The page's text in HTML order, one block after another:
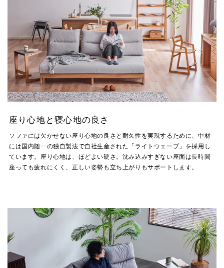
座り心地と寝心地の良さ
ソファには欠かせない座り心地の良さと耐久性を実現するために、中材
には国内随一の独自製法で自社生産された「ライトウェーブ」を採用し
ています。座り心地は、ほどよい硬さ。沈み込みすぎない座面は長時間
座っても疲れにくく、正しい姿勢も立ち上がりもサポートします。